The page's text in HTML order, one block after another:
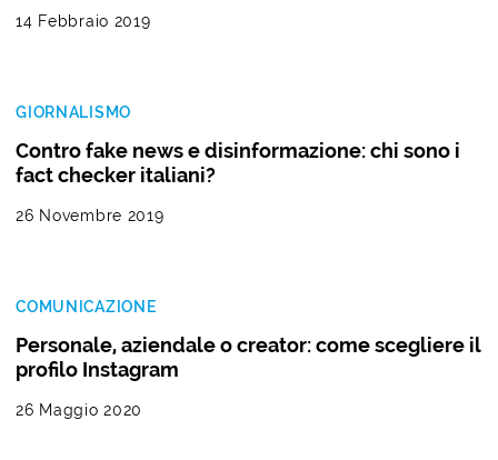
14 Febbraio 2019
GIORNALISMO
Contro fake news e disinformazione: chi sono i
fact checker italiani?
26 Novembre 2019
COMUNICAZIONE
Personale, aziendale o creator: come scegliere il
profilo Instagram
26 Maggio 2020